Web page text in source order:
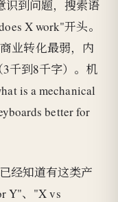
识到问题，搜索语
X work"开头。
业转化最弱，内
千到8千字）。机
is a mechanical
better for
经知道有这类产
Y"、"X vs